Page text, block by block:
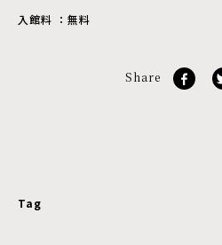
入館料 ：無料
Share
Tag